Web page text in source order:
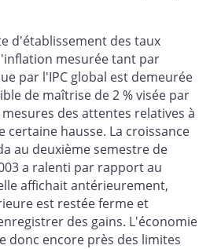
d'établissement des taux
mesurée tant par
par l'IPC global est demeurée
de maîtrise de 2 % visée par
des attentes relatives à
hausse. La croissance
au deuxième semestre de
a ralenti par rapport au
affichait antérieurement,
est restée ferme et
des gains. L'économie
donc encore près des limites